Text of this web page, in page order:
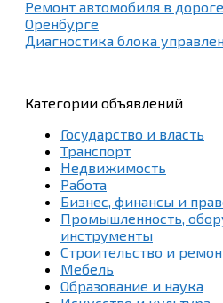
Ремонт автомобиля в
Оренбурге
Диагностика блока
Категории объявлений
Государство и власть
Транспорт
Недвижимость
Работа
Бизнес, финансы и
Промышленность,
инструменты
Строительство и
Мебель
Образование и наука